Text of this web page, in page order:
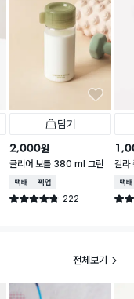
담기
2,000원
클리어 보틀 380 ml 그린
택배배송매장픽업
별점 4.8점 222
건 작성
칼라
택배
별점
전체보기